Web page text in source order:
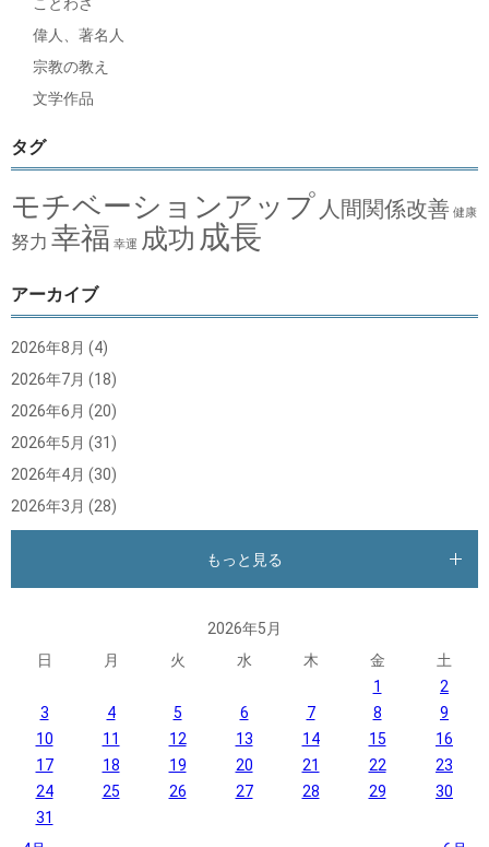
ことわざ
偉人、著名人
宗教の教え
文学作品
タグ
モチベーションアップ 人間関係改善 健康
努力 幸福 幸運 成功 成長
アーカイブ
2026年8月 (4)
2026年7月 (18)
2026年6月 (20)
2026年5月 (31)
2026年4月 (30)
2026年3月 (28)
もっと見る
2026年5月
日
月 火 水 木 金
土
1
2
3
4 5 6 7 8
9
10
11 12 13 14 15
16
17
18 19 20 21 22
23
24
25 26 27 28 29
30
31